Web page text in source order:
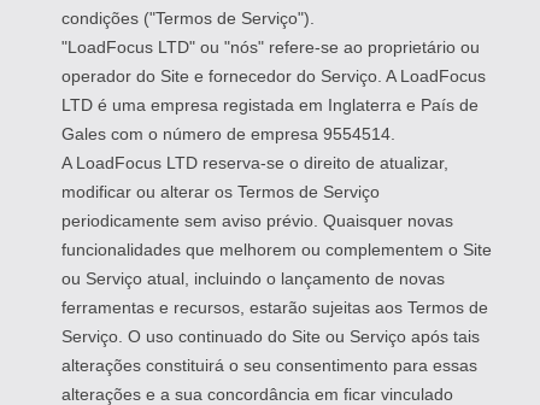
condições ("Termos de Serviço").
"LoadFocus LTD" ou "nós" refere-se ao proprietário ou
operador do Site e fornecedor do Serviço. A LoadFocus
LTD é uma empresa registada em Inglaterra e País de
Gales com o número de empresa 9554514.
A LoadFocus LTD reserva-se o direito de atualizar,
modificar ou alterar os Termos de Serviço
periodicamente sem aviso prévio. Quaisquer novas
funcionalidades que melhorem ou complementem o Site
ou Serviço atual, incluindo o lançamento de novas
ferramentas e recursos, estarão sujeitas aos Termos de
Serviço. O uso continuado do Site ou Serviço após tais
alterações constituirá o seu consentimento para essas
alterações e a sua concordância em ficar vinculado